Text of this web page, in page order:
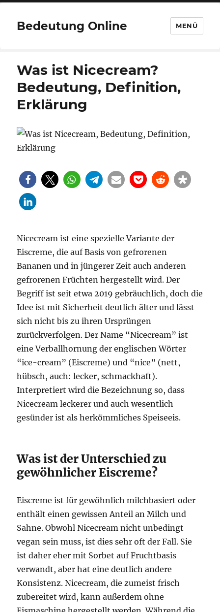
Bedeutung Online MENÜ
Was ist Nicecream?
Bedeutung, Definition,
Erklärung
Nicecream ist eine spezielle Variante der
Eiscreme, die auf Basis von gefrorenen
Bananen und in jüngerer Zeit auch anderen
gefrorenen Früchten hergestellt wird. Der
Begriff ist seit etwa 2019 gebräuchlich, doch die
Idee ist mit Sicherheit deutlich älter und lässt
sich nicht bis zu ihren Ursprüngen
zurückverfolgen. Der Name “Nicecream” ist
eine Verballhornung der englischen Wörter
“ice-cream” (Eiscreme) und “nice” (nett,
hübsch, auch: lecker, schmackhaft).
Interpretiert wird die Bezeichnung so, dass
Nicecream leckerer und auch wesentlich
gesünder ist als herkömmliches Speiseeis.
Was ist der Unterschied zu
gewöhnlicher Eiscreme?
Eiscreme ist für gewöhnlich milchbasiert oder
enthält einen gewissen Anteil an Milch und
Sahne. Obwohl Nicecream nicht unbedingt
vegan sein muss, ist dies sehr oft der Fall. Sie
ist daher eher mit Sorbet auf Fruchtbasis
verwandt, aber hat eine deutlich andere
Konsistenz. Nicecream, die zumeist frisch
zubereitet wird, kann außerdem ohne